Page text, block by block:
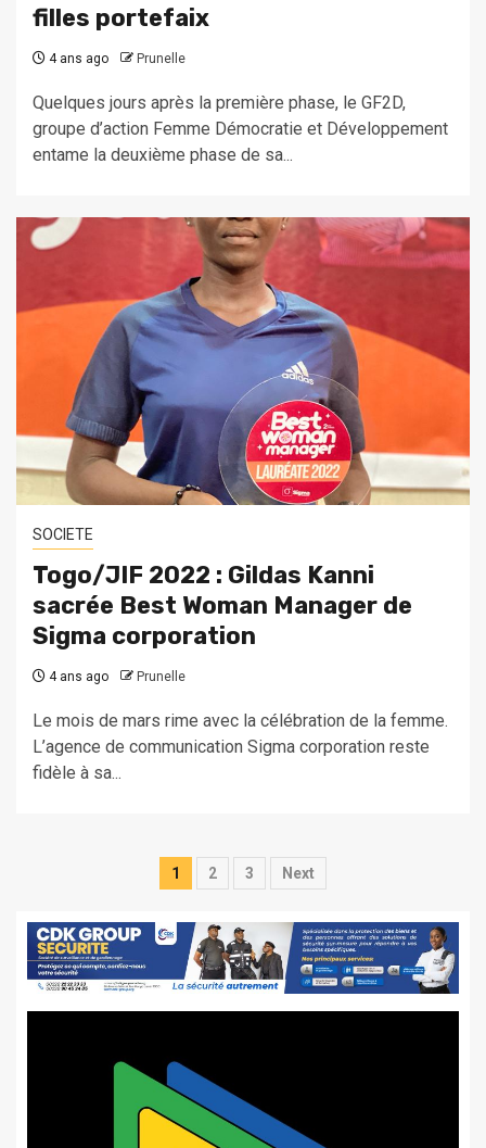
filles portefaix
4 ans ago Prunelle
Quelques jours après la première phase, le GF2D,
groupe d’action Femme Démocratie et Développement
entame la deuxième phase de sa...
SOCIETE
Togo/JIF 2022 : Gildas Kanni
sacrée Best Woman Manager de
Sigma corporation
4 ans ago Prunelle
Le mois de mars rime avec la célébration de la femme.
L’agence de communication Sigma corporation reste
fidèle à sa...
Pagination
publications
1 2 3 Next